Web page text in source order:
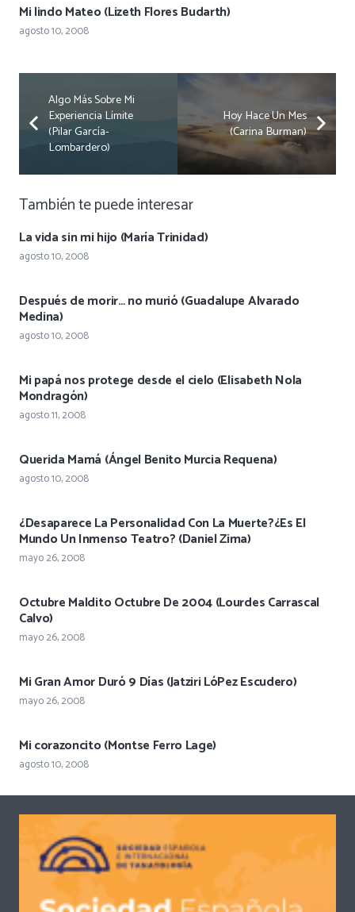
Mi lindo Mateo (Lizeth Flores Budarth)
agosto 10, 2008
Algo Más Sobre Mi
Experiencia Límite
(Pilar García-
Lombardero)
Hoy Hace Un Mes
(Carina Burman)
También te puede interesar
La vida sin mi hijo (María Trinidad)
agosto 10, 2008
Después de morir… no murió (Guadalupe Alvarado
Medina)
agosto 10, 2008
Mi papá nos protege desde el cielo (Elisabeth Nola
Mondragón)
agosto 11, 2008
Querida Mamá (Ángel Benito Murcia Requena)
agosto 10, 2008
¿Desaparece La Personalidad Con La Muerte?¿Es El
Mundo Un Inmenso Teatro? (Daniel Zima)
mayo 26, 2008
Octubre Maldito Octubre De 2004 (Lourdes Carrascal
Calvo)
mayo 26, 2008
Mi Gran Amor Duró 9 Días (Jatziri LóPez Escudero)
mayo 26, 2008
Mi corazoncito (Montse Ferro Lage)
agosto 10, 2008